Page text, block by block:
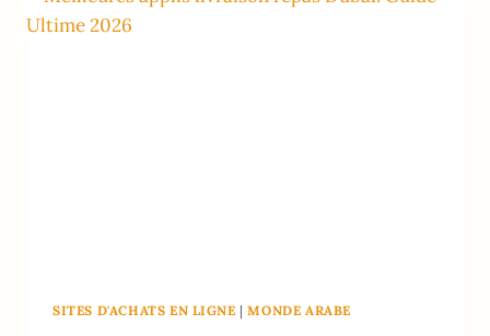
SITES D'ACHATS EN LIGNE |MONDE ARABE